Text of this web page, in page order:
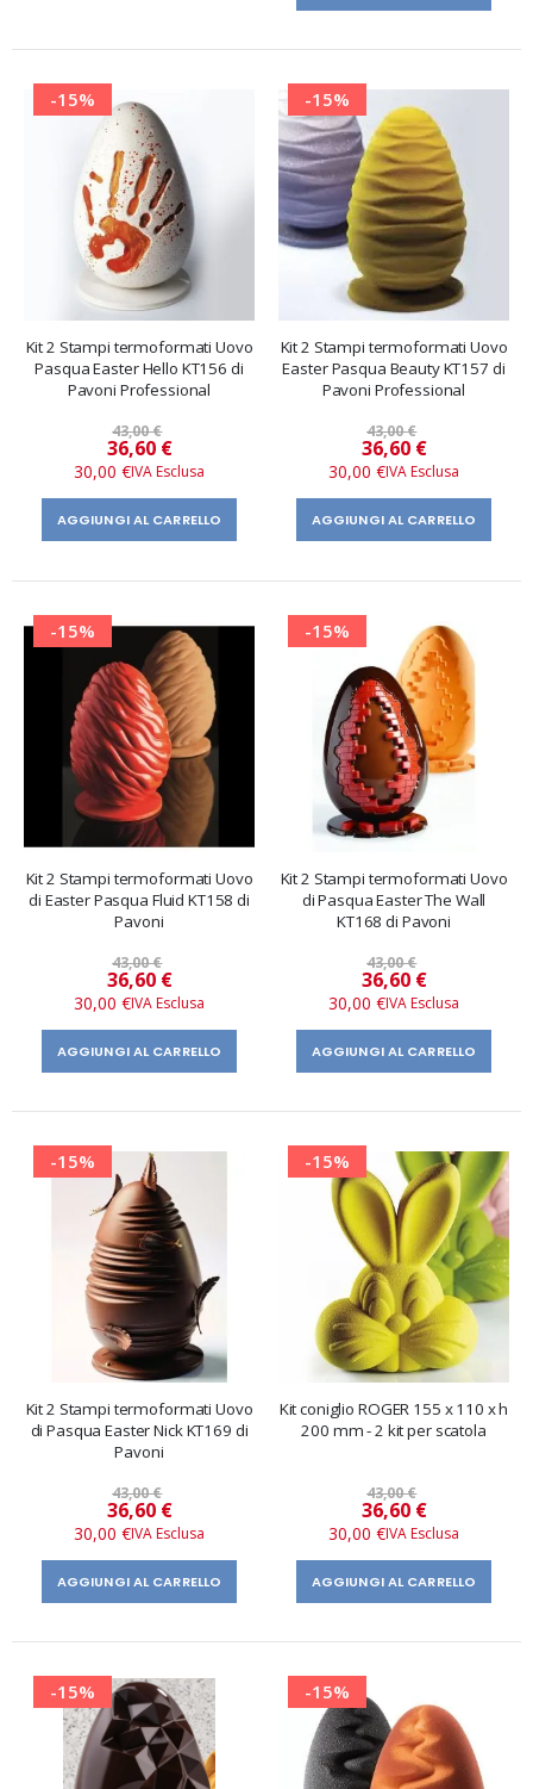
-15%
Kit 2 Stampi termoformati Uovo
Pasqua Easter Hello KT156 di
Pavoni Professional
43,00 €
Prezzo
speciale
36,60 €
30,00 €
AGGIUNGI AL CARRELLO
-15%
Kit 2 Stampi termoformati Uovo
Easter Pasqua Beauty KT157 di
Pavoni Professional
43,00 €
Prezzo
speciale
36,60 €
30,00 €
AGGIUNGI AL CARRELLO
-15%
Kit 2 Stampi termoformati Uovo
di Easter Pasqua Fluid KT158 di
Pavoni
43,00 €
Prezzo
speciale
36,60 €
30,00 €
AGGIUNGI AL CARRELLO
-15%
Kit 2 Stampi termoformati Uovo
di Pasqua Easter The Wall
KT168 di Pavoni
43,00 €
Prezzo
speciale
36,60 €
30,00 €
AGGIUNGI AL CARRELLO
-15%
Kit 2 Stampi termoformati Uovo
di Pasqua Easter Nick KT169 di
Pavoni
43,00 €
Prezzo
speciale
36,60 €
30,00 €
AGGIUNGI AL CARRELLO
-15%
Kit coniglio ROGER 155 x 110 x h
200 mm - 2 kit per scatola
43,00 €
Prezzo
speciale
36,60 €
30,00 €
AGGIUNGI AL CARRELLO
-15% -15%